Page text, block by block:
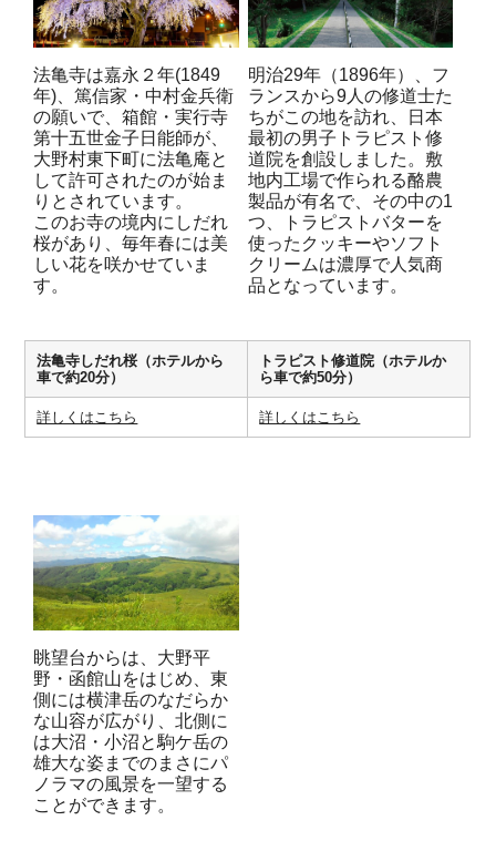
法亀寺は嘉永２年(1849
年)、篤信家・中村金兵衛
の願いで、箱館・実行寺
第十五世金子日能師が、
大野村東下町に法亀庵と
して許可されたのが始ま
りとされています。
このお寺の境内にしだれ
桜があり、毎年春には美
しい花を咲かせていま
す。
明治29年（1896年）、フ
ランスから9人の修道士た
ちがこの地を訪れ、日本
最初の男子トラピスト修
道院を創設しました。敷
地内工場で作られる酪農
製品が有名で、その中の1
つ、トラピストバターを
使ったクッキーやソフト
クリームは濃厚で人気商
品となっています。
法亀寺しだれ桜（ホテルから
車で約20分）
トラピスト修道院（ホテルか
ら車で約50分）
詳しくはこちら 詳しくはこちら
眺望台からは、大野平
野・函館山をはじめ、東
側には横津岳のなだらか
な山容が広がり、北側に
は大沼・小沼と駒ケ岳の
雄大な姿までのまさにパ
ノラマの風景を一望する
ことができます。